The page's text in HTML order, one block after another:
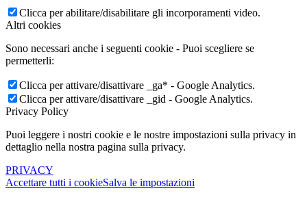
Clicca per abilitare/disabilitare gli incorporamenti video.
Altri cookies
Sono necessari anche i seguenti cookie - Puoi scegliere se
permetterli:
Clicca per attivare/disattivare _ga* - Google Analytics.
Clicca per attivare/disattivare _gid - Google Analytics.
Privacy Policy
Puoi leggere i nostri cookie e le nostre impostazioni sulla privacy in
dettaglio nella nostra pagina sulla privacy.
PRIVACY
Accettare tutti i cookieSalva le impostazioni